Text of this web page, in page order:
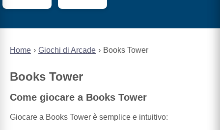
Home Giochi di Arcade Books Tower
Books Tower
Come giocare a Books Tower
Giocare a Books Tower è semplice e intuitivo: